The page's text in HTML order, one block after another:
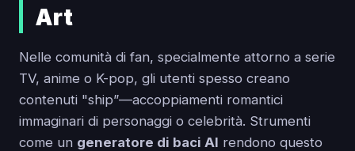
Art
Nelle comunità di fan, specialmente attorno a serie
TV, anime o K-pop, gli utenti spesso creano
contenuti "ship”—accoppiamenti romantici
immaginari di personaggi o celebrità. Strumenti
come un generatore di baci AI rendono questo